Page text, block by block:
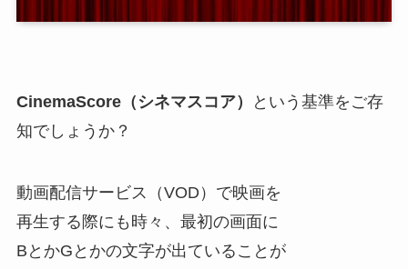
CinemaScore（シネマスコア）
という基準をご存
知でしょうか？
動画配信サービス（VOD）で映画を
再生する際にも時々、最初の画面に
BとかGとかの文字が出ていることが